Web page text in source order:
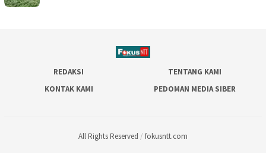
REDAKSI
TENTANG KAMI
KONTAK KAMI
PEDOMAN MEDIA SIBER
All Rights Reserved / fokusntt.com